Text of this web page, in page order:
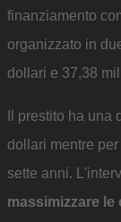
finanziamento
organizzato in
dollari e 37,38
Il prestito ha
dollari mentre
sette anni.
massimizzare